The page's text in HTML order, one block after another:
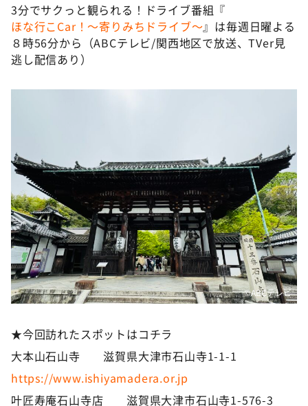
3分でサクっと観られる！ドライブ番組『
ほな行こCar！～寄りみちドライブ～』は毎週日曜よる
８時56分から（ABCテレビ/関西地区で放送、TVer見
逃し配信あり）
©️ABCテレビ
★今回訪れたスポットはコチラ
大本山石山寺 滋賀県大津市石山寺1-1-1
https://www.ishiyamadera.or.jp
叶匠寿庵石山寺店 滋賀県大津市石山寺1-576-3